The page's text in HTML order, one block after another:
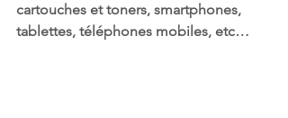
cartouches et toners, smartphones,
tablettes, téléphones mobiles, etc…